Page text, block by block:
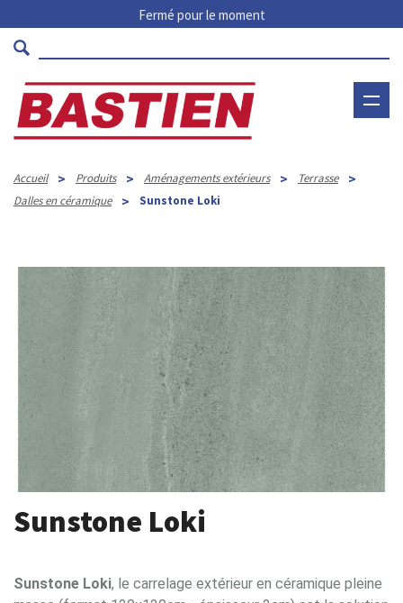
Fermé pour le moment
Accueil > Produits > Aménagements extérieurs > Terrasse >
Dalles en céramique > Sunstone Loki
Sunstone Loki
Sunstone Loki, le carrelage extérieur en céramique pleine